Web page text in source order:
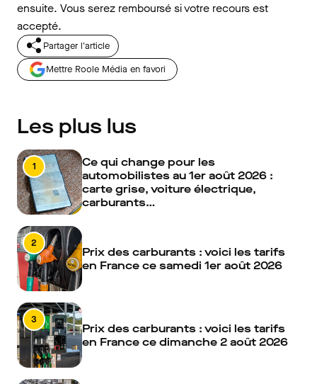
ensuite. Vous serez remboursé si votre recours est
accepté.
Partager l'article
Mettre Roole Média en favori
Les plus lus
1
Ce qui change pour les
automobilistes au 1er août 2026 :
carte grise, voiture électrique,
carburants…
2
Prix des carburants : voici les tarifs
en France ce samedi 1er août 2026
3
Prix des carburants : voici les tarifs
en France ce dimanche 2 août 2026